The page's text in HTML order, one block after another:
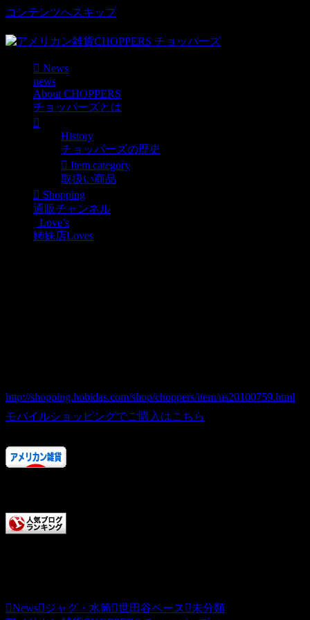
コンテンツへスキップ
News
news
About CHOPPERS
チョッパーズとは
History
チョッパーズの歴史
Item category
取扱い商品
Shopping
通販チャンネル
Love’s
姉妹店Loves
http://shopping.hobidas.com/shop/choppers/item/us20100759.html
モバイルショッピングでご購入はこちら
News ジャグ・水筒 世田谷ベース
未分類